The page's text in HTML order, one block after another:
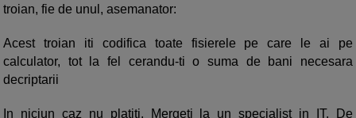
troian, fie de unul, asemanator:
Acest troian iti codifica toate fisierele pe care le ai pe
calculator, tot la fel cerandu-ti o suma de bani necesara
decriptarii
In niciun caz nu platiti. Mergeti la un specialist in IT. De